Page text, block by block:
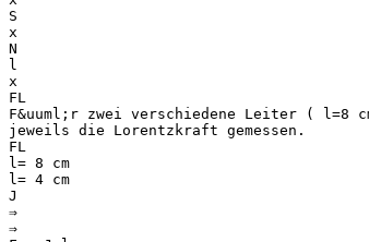
S
x
N
l
x
FL
F&uuml;r zwei verschiedene Leiter ( l=8
jeweils die Lorentzkraft gemessen.
FL
l= 8 cm
l= 4 cm
J
⇒
⇒